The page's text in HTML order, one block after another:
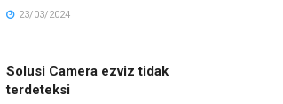
23/03/2024
Solusi Camera ezviz tidak
terdeteksi